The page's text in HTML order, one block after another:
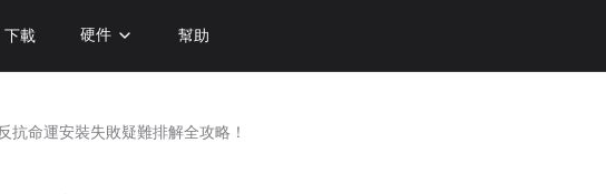
下載 硬件 幫助
抗命運安裝失敗疑難排解全攻略！